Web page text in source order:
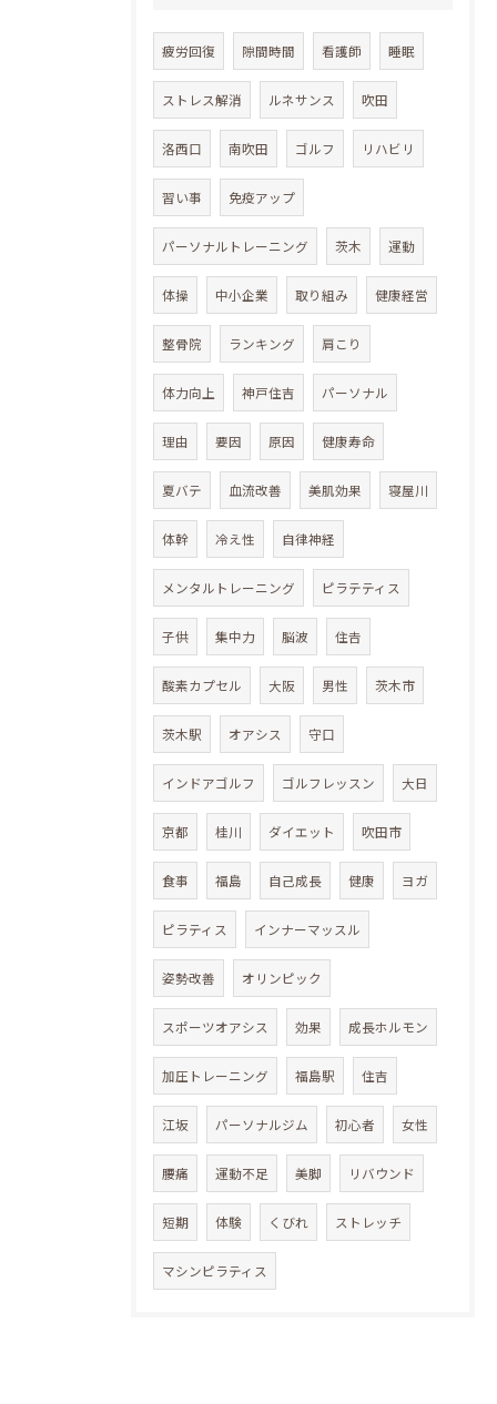
疲労回復 隙間時間 看護師 睡眠
ストレス解消 ルネサンス 吹田
洛西口 南吹田 ゴルフ リハビリ
習い事 免疫アップ
パーソナルトレーニング 茨木 運動
体操 中小企業 取り組み 健康経営
整骨院 ランキング 肩こり
体力向上 神戸住吉 パーソナル
理由 要因 原因 健康寿命
夏バテ 血流改善 美肌効果 寝屋川
体幹 冷え性 自律神経
メンタルトレーニング ピラテティス
子供 集中力 脳波 住𠮷
酸素カプセル 大阪 男性 茨木市
茨木駅 オアシス 守口
インドアゴルフ ゴルフレッスン 大日
京都 桂川 ダイエット 吹田市
食事 福島 自己成長 健康 ヨガ
ピラティス インナーマッスル
姿勢改善 オリンピック
スポーツオアシス 効果 成長ホルモン
加圧トレーニング 福島駅 住吉
江坂 パーソナルジム 初心者 女性
腰痛 運動不足 美脚 リバウンド
短期 体験 くびれ ストレッチ
マシンピラティス